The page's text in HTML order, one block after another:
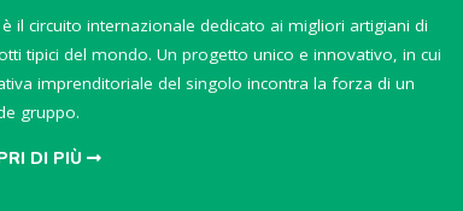
il circuito internazionale dedicato ai migliori artigiani di
tipici del mondo. Un progetto unico e innovativo, in cui
imprenditoriale del singolo incontra la forza di un
gruppo.
DI PIÙ